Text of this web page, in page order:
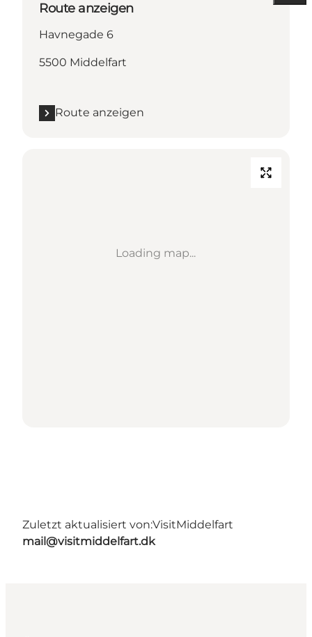
Route anzeigen
Havnegade 6
5500 Middelfart
Route anzeigen
Loading map...
Zuletzt aktualisiert von:VisitMiddelfart
mail@visitmiddelfart.dk